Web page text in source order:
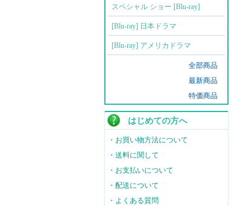
スペシャル ショー [Blu-ray]
[Blu-ray] 日本ドラマ
[Blu-ray] アメリカドラマ
全部商品
最新商品
特価商品
はじめての方へ
・お買い物方法について
・送料に関して
・お支払いについて
・配送について
・よくある質問